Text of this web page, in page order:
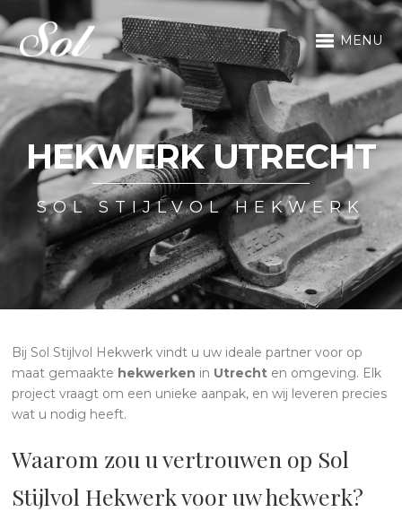
MENU
HEKWERK UTRECHT
SOL STIJLVOL HEKWERK
Bij Sol Stijlvol Hekwerk vindt u uw ideale partner voor op
maat gemaakte hekwerken in Utrecht en omgeving. Elk
project vraagt om een unieke aanpak, en wij leveren precies
wat u nodig heeft.
Waarom zou u vertrouwen op Sol
Stijlvol Hekwerk voor uw hekwerk?